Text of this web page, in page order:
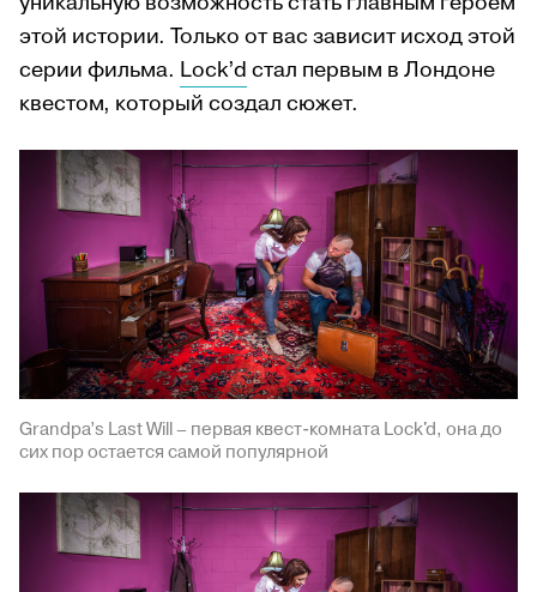
этой истории. Только от вас зависит исход этой
серии фильма. Lock’d стал первым в Лондоне
квестом, который создал сюжет.
Grandpa’s Last Will – первая квест-комната Lock'd, она до
сих пор остается самой популярной